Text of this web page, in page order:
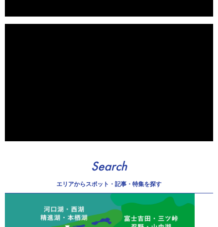
Search
エリアからスポット・記事・特集を探す